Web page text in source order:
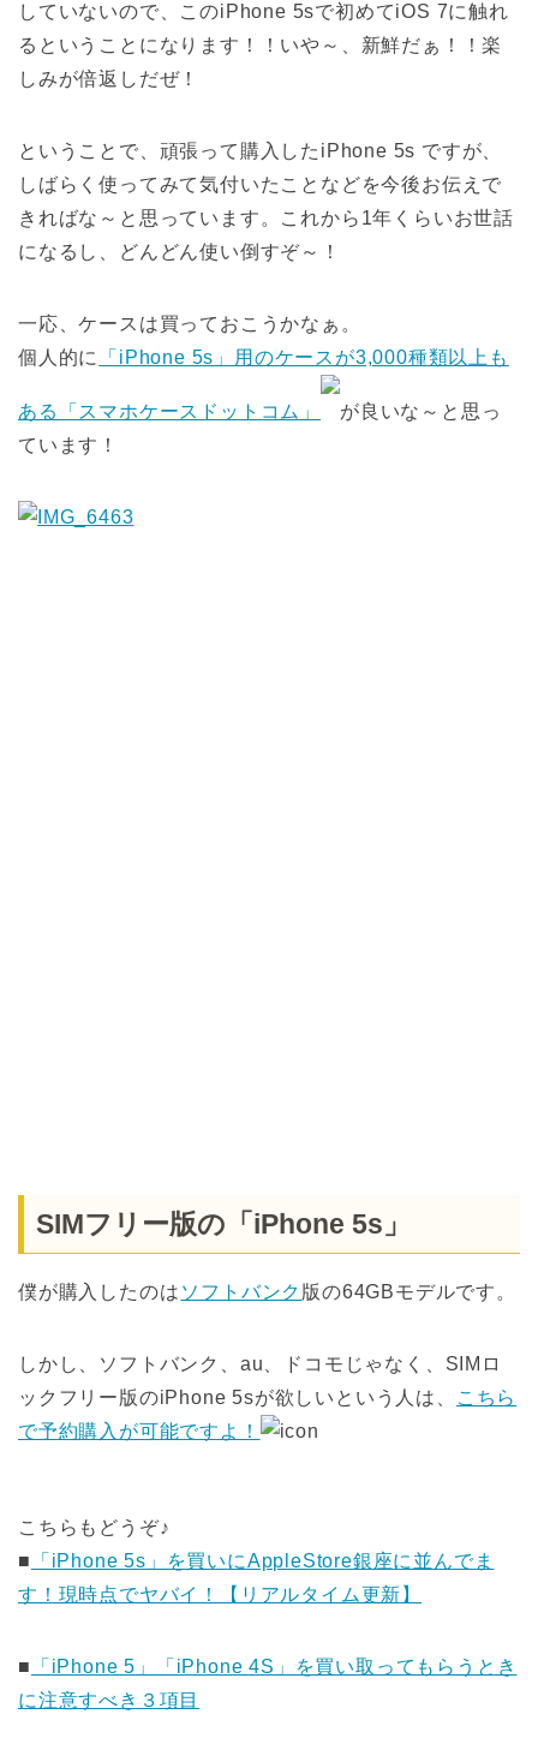
していないので、このiPhone 5sで初めてiOS 7に触れ
るということになります！！いや～、新鮮だぁ！！楽
しみが倍返しだぜ！
ということで、頑張って購入したiPhone 5s ですが、
しばらく使ってみて気付いたことなどを今後お伝えで
きればな～と思っています。これから1年くらいお世話
になるし、どんどん使い倒すぞ～！
一応、ケースは買っておこうかなぁ。
個人的に
「iPhone 5s」用のケースが3,000種類以上も
ある「スマホケースドットコム」
が良いな～と思っ
ています！
SIMフリー版の「iPhone 5s」
僕が購入したのは ソフトバンク 版の64GBモデルです。
しかし、ソフトバンク、au、ドコモじゃなく、SIMロ
ックフリー版のiPhone 5sが欲しいという人は、
こちら
で予約購入が可能ですよ！
こちらもどうぞ♪
■
「iPhone 5s」を買いにAppleStore銀座に並んでま
す！現時点でヤバイ！【リアルタイム更新】
■
「iPhone 5」「iPhone 4S」を買い取ってもらうとき
に注意すべき３項目